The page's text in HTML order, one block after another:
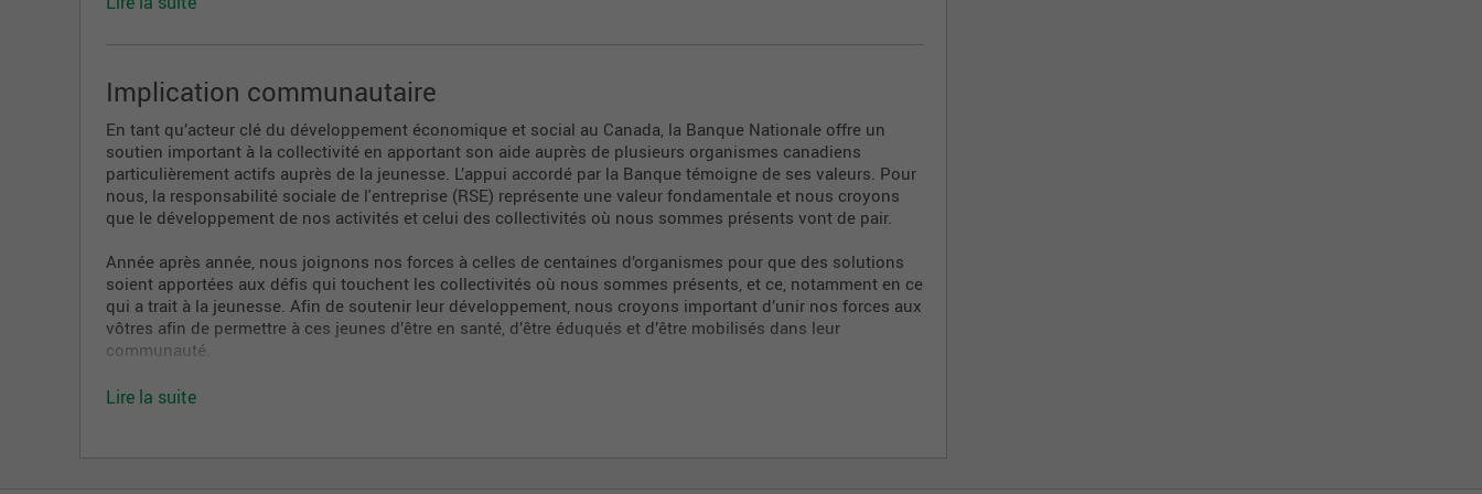
De l'accompagnement professionnel ou du mentorat
Des journées carrières internes
Des tribunes pour échanger avec nos leaders
Implication communautaire
En tant qu’acteur clé du développement économique et social au Canada, la Banque Nationale offre un
soutien important à la collectivité en apportant son aide auprès de plusieurs organismes canadiens
particulièrement actifs auprès de la jeunesse. L’appui accordé par la Banque témoigne de ses valeurs. Pour
nous, la responsabilité sociale de l'entreprise (RSE) représente une valeur fondamentale et nous croyons
que le développement de nos activités et celui des collectivités où nous sommes présents vont de pair.
Année après année, nous joignons nos forces à celles de centaines d’organismes pour que des solutions
soient apportées aux défis qui touchent les collectivités où nous sommes présents, et ce, notamment en ce
qui a trait à la jeunesse. Afin de soutenir leur développement, nous croyons important d’unir nos forces aux
vôtres afin de permettre à ces jeunes d’être en santé, d’être éduqués et d’être mobilisés dans leur
communauté.
Lire la suite